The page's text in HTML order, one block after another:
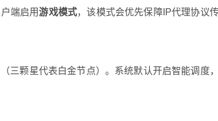
端启用游戏模式，该模式会优先保障IP代理协议
三颗星代表白金节点）。系统默认开启智能调度，